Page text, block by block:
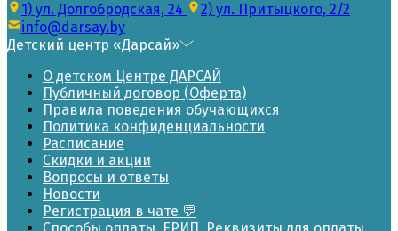
1) ул. Долгобродская, 24
2) ул. Притыцкого, 2/2
info@darsay.by
Детский центр «Дарсай»
О детском Центре ДАРСАЙ
Публичный договор (Оферта)
Правила поведения обучающихся
Политика конфиденциальности
Расписание
Скидки и акции
Вопросы и ответы
Новости
Регистрация в чате 💬